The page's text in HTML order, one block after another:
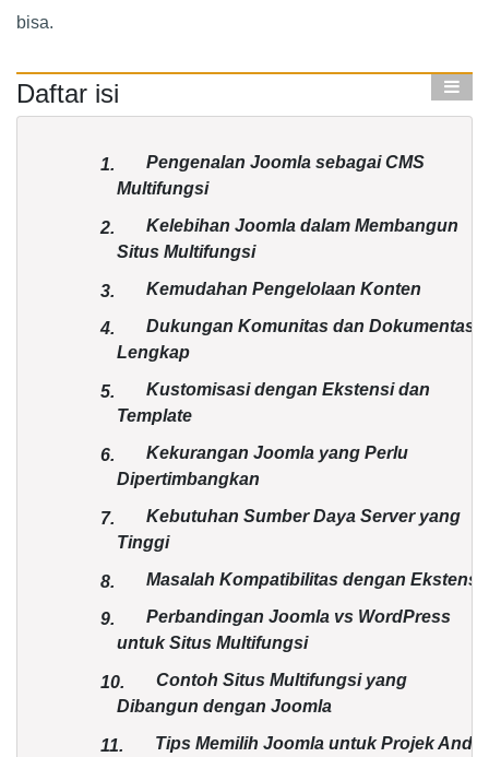
bisa.
Daftar isi
1.
Pengenalan Joomla sebagai CMS
Multifungsi
2.
Kelebihan Joomla dalam Membangun
Situs Multifungsi
3. Kemudahan Pengelolaan Konten
4.
Dukungan Komunitas dan Dokumentasi
Lengkap
5.
Kustomisasi dengan Ekstensi dan
Template
6.
Kekurangan Joomla yang Perlu
Dipertimbangkan
7.
Kebutuhan Sumber Daya Server yang
Tinggi
8. Masalah Kompatibilitas dengan Ekstensi
9.
Perbandingan Joomla vs WordPress
untuk Situs Multifungsi
10.
Contoh Situs Multifungsi yang
Dibangun dengan Joomla
11. Tips Memilih Joomla untuk Projek Anda